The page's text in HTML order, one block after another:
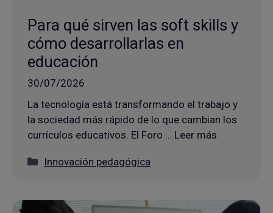
Para qué sirven las soft skills y
cómo desarrollarlas en
educación
30/07/2026
La tecnología está transformando el trabajo y
la sociedad más rápido de lo que cambian los
currículos educativos. El Foro … Leer más
Categorías
Innovación pedagógica